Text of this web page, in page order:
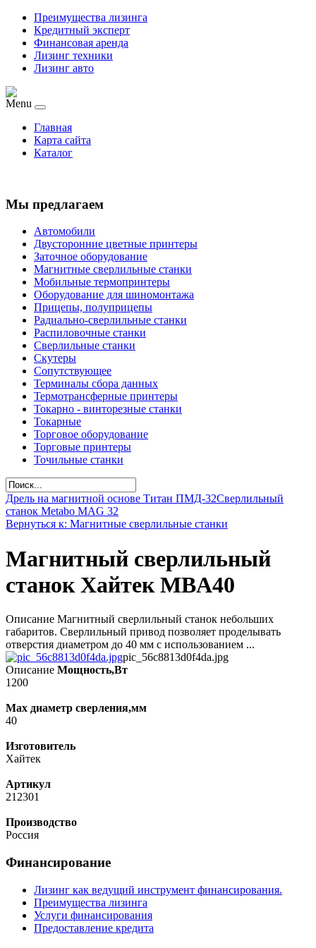
Преимущества лизинга
Кредитный эксперт
Финансовая аренда
Лизинг техники
Лизинг авто
Menu
Главная
Карта сайта
Каталог
Мы предлагаем
Автомобили
Двусторонние цветные принтеры
Заточное оборудование
Магнитные сверлильные станки
Мобильные термопринтеры
Оборудование для шиномонтажа
Прицепы, полуприцепы
Радиально-сверлильные станки
Распиловочные станки
Сверлильные станки
Скутеры
Сопутствующее
Терминалы сбора данных
Термотрансферные принтеры
Токарно - винторезные станки
Токарные
Торговое оборудование
Торговые принтеры
Точильные станки
Дрель на магнитной основе Титан ПМД-32Сверлильный
станок Metabo MAG 32
Вернуться к: Магнитные сверлильные станки
Магнитный сверлильный
станок Хайтек MBА40
Описание Магнитный сверлильный станок небольших
габаритов. Сверлильный привод позволяет проделывать
отверстия диаметром до 40 мм с использованием ...
pic_56c8813d0f4da.jpg
Описание Мощность,Вт
1200
Max диаметр сверления,мм
40
Изготовитель
Хайтек
Артикул
212301
Производство
Россия
Финансирование
Лизинг как ведущий инструмент финансирования.
Преимущества лизинга
Услуги финансирования
Предоставление кредита